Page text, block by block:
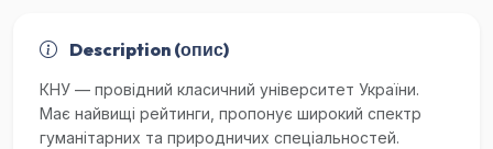
Description (опис)
КНУ — провідний класичний університет України.
Має найвищі рейтинги, пропонує широкий спектр
гуманітарних та природничих спеціальностей.